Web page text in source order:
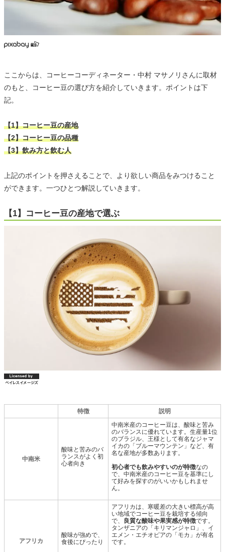
ここからは、コーヒーコーディネーター・中村 マサノリさんに取材
のもと、コーヒー豆の選び方を紹介していきます。ポイントは下
記。
【1】コーヒー豆の産地
【2】コーヒー豆の品種
【3】飲み方と飲む人
上記のポイントを押さえることで、より欲しい商品をみつけること
ができます。一つひとつ解説していきます。
【1】コーヒー豆の産地で選ぶ
特徴 説明
中南米
酸味と苦みのバ
ランスがよく初
心者向き
中南米産のコーヒー豆は、酸味と苦み
のバランスに優れています。生産量1位
のブラジル、王様として有名なジャマ
イカの「ブルーマウンテン」など、有
名な産地が多数あります。
初心者でも飲みやすいのが特徴なの
で、中南米産のコーヒー豆を基準にし
て好みを探すのがいいかもしれませ
ん。
アフリカ
酸味が強めで、
食後にぴったり
アフリカは、寒暖差の大きい標高が高
い地域でコーヒー豆を栽培する傾向
で、
良質な酸味や果実感が特徴です。
タンザニアの「キリマンジャロ」、イ
エメン・エチオピアの「モカ」が有名
です。